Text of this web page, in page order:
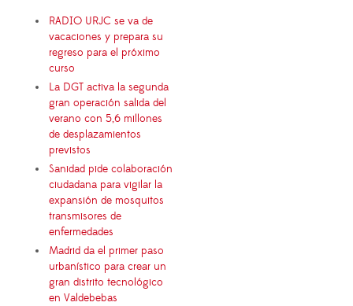
RADIO URJC se va de
vacaciones y prepara su
regreso para el próximo
curso
La DGT activa la segunda
gran operación salida del
verano con 5,6 millones
de desplazamientos
previstos
Sanidad pide colaboración
ciudadana para vigilar la
expansión de mosquitos
transmisores de
enfermedades
Madrid da el primer paso
urbanístico para crear un
gran distrito tecnológico
en Valdebebas